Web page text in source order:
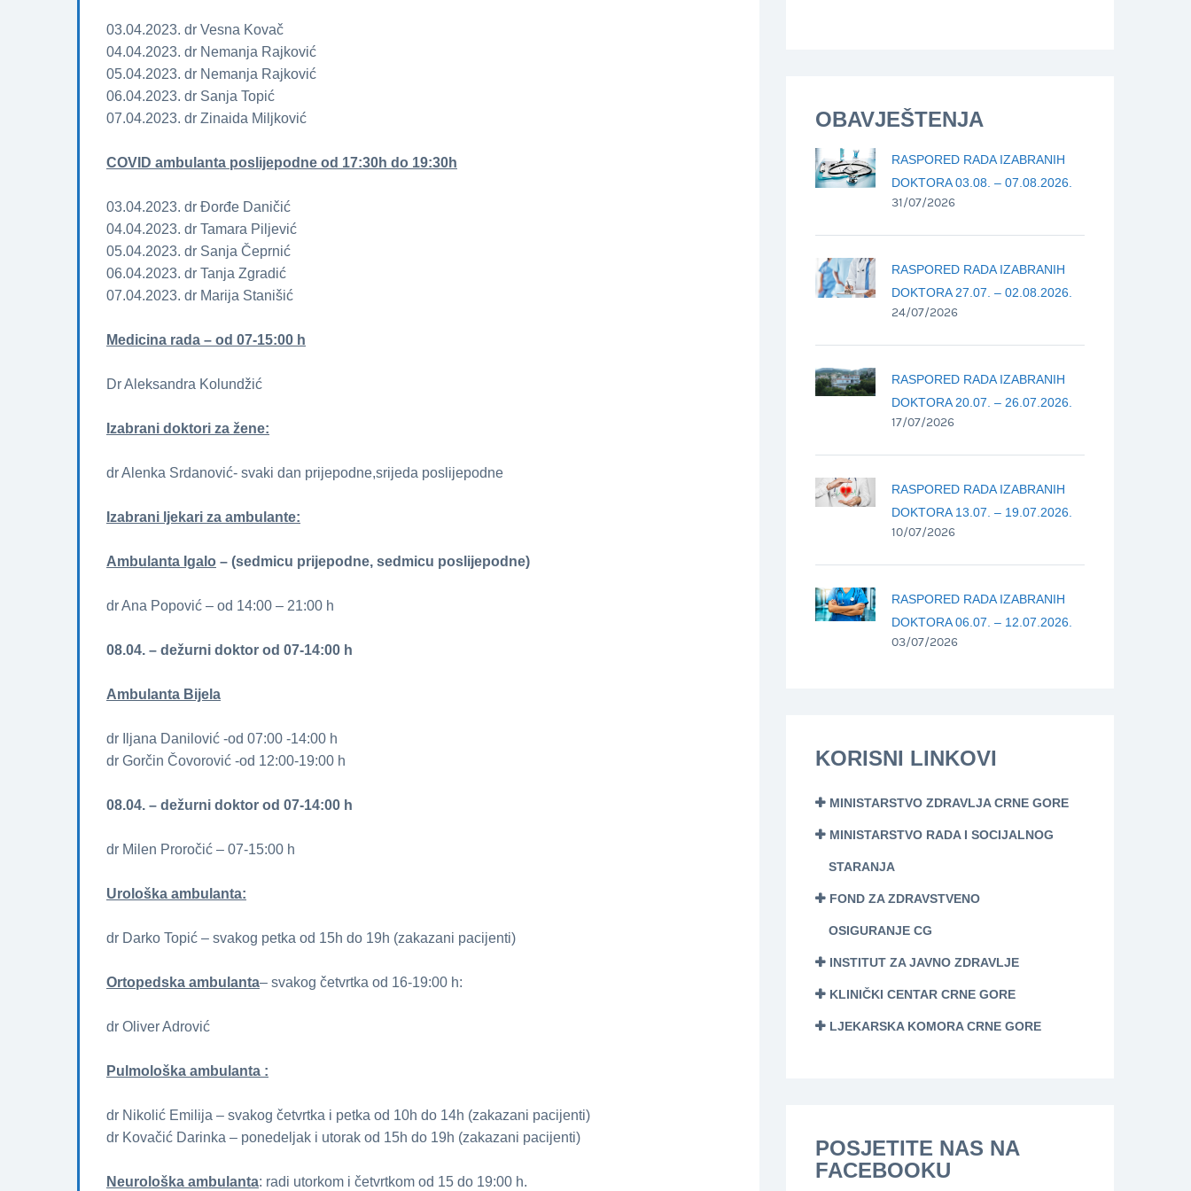
03.04.2023. dr Vesna Kovač
04.04.2023. dr Nemanja Rajković
05.04.2023. dr Nemanja Rajković
06.04.2023. dr Sanja Topić
07.04.2023. dr Zinaida Miljković
COVID ambulanta poslijepodne od 17:30h do 19:30h
03.04.2023. dr Đorđe Daničić
04.04.2023. dr Tamara Piljević
05.04.2023. dr Sanja Čeprnić
06.04.2023. dr Tanja Zgradić
07.04.2023. dr Marija Stanišić
Medicina rada – od 07-15:00 h
Dr Aleksandra Kolundžić
Izabrani doktori za žene­­:
dr Alenka Srdanović- svaki dan prijepodne,srijeda poslijepodne
Izabrani ljekari za ambulante:
Ambulanta Igalo – (sedmicu prijepodne, sedmicu poslijepodne)
dr Ana Popović – od 14:00 – 21:00 h
08.04. – dežurni doktor od 07-14:00 h
Ambulanta Bijela
dr Iljana Danilović -od 07:00 -14:00 h
dr Gorčin Čovorović -od 12:00-19:00 h
08.04. – dežurni doktor od 07-14:00 h
dr Milen Proročić – 07-15:00 h
Urološka ambulanta:
dr Darko Topić – svakog petka od 15h do 19h (zakazani pacijenti)
Ortopedska ambulanta– svakog četvrtka od 16-19:00 h:
dr Oliver Adrović
Pulmološka ambulanta :
dr Nikolić Emilija – svakog četvrtka i petka od 10h do 14h (zakazani pacijenti)
dr Kovačić Darinka – ponedeljak i utorak od 15h do 19h (zakazani pacijenti)
Neurološka ambulanta: radi utorkom i četvrtkom od 15 do 19:00 h.
OBAVJEŠTENJA
RASPORED RADA IZABRANIH
DOKTORA 03.08. – 07.08.2026.
31/07/2026
RASPORED RADA IZABRANIH
DOKTORA 27.07. – 02.08.2026.
24/07/2026
RASPORED RADA IZABRANIH
DOKTORA 20.07. – 26.07.2026.
17/07/2026
RASPORED RADA IZABRANIH
DOKTORA 13.07. – 19.07.2026.
10/07/2026
RASPORED RADA IZABRANIH
DOKTORA 06.07. – 12.07.2026.
03/07/2026
KORISNI LINKOVI
MINISTARSTVO ZDRAVLJA CRNE GORE
MINISTARSTVO RADA I SOCIJALNOG
STARANJA
FOND ZA ZDRAVSTVENO
OSIGURANJE CG
INSTITUT ZA JAVNO ZDRAVLJE
KLINIČKI CENTAR CRNE GORE
LJEKARSKA KOMORA CRNE GORE
POSJETITE NAS NA
FACEBOOKU